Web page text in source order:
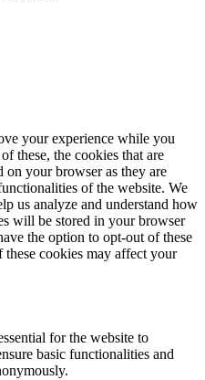
your experience while you
these, the cookies that are
on your browser as they are
of the website. We
us analyze and understand how
will be stored in your browser
the option to opt-out of these
cookies may affect your
for the website to
basic functionalities and